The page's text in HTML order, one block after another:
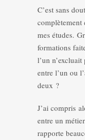
C’est sans
complètement
mes études.
formations
l’un
entre l’un ou
deux ?
J’ai compris
entre un
rapporte